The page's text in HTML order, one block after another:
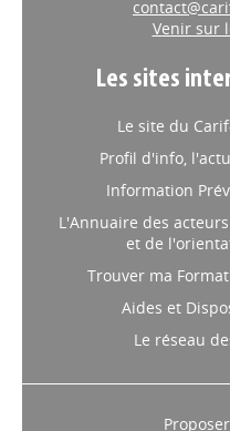
Venir sur
Les sites
Le site du
Profil d'info,
Information
L'Annuaire des
et de
Trouver ma
Aides et
Le réseau